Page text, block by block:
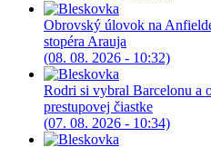
Obrovský úlovok na
stopéra Arauja
(08. 08. 2026 - 10:32)
Rodri si vybral Barcelonu a
prestupovej čiastke
(07. 08. 2026 - 10:34)